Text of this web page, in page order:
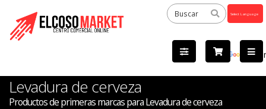
by
Levadura de cerveza
Productos de primeras marcas para Levadura de cerveza